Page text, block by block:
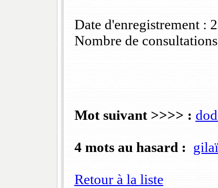
Date d'enregistrement :
Nombre de
Mot suivant >>>> :
4 mots au hasard : gilaï
Retour à la liste